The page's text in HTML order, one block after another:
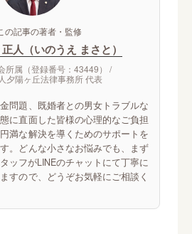
の記事の著者・監修
人（いのうえ まさと）
所属（登録番号：43449） /
夕陽ヶ丘法律事務所 代表
問題、既婚者との男女トラブルな
に直面した皆様の心理的なご負担
満な解決を導くためのサポートを
。どんな小さなお悩みでも、まず
ッフがLINEのチャットにて丁寧に
すので、どうぞお気軽にご相談く